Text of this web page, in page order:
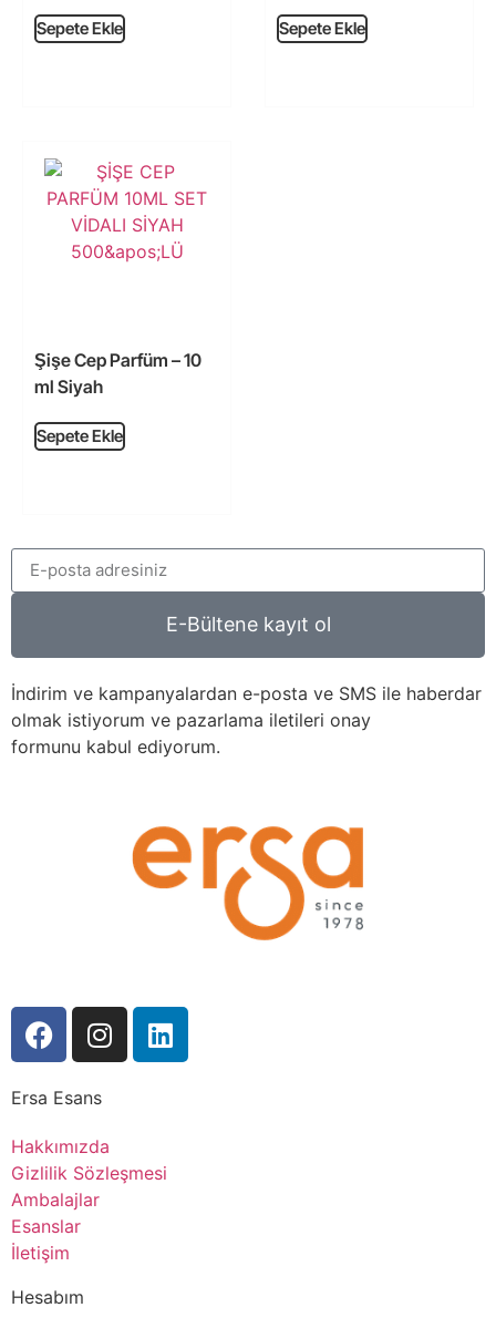
Sepete Ekle Sepete Ekle
Şişe Cep Parfüm – 10
ml Siyah
Sepete Ekle
E-Bültene kayıt ol
İndirim ve kampanyalardan e-posta ve SMS ile haberdar
olmak istiyorum ve pazarlama iletileri onay
formunu kabul ediyorum.
Ersa Esans
Hakkımızda
Gizlilik Sözleşmesi
Ambalajlar
Esanslar
İletişim
Hesabım